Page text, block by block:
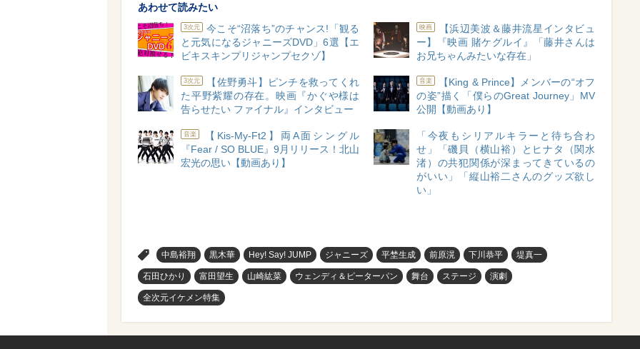
あわせて読みたい
3次元
今こそ“沼落ち”のチャンス!「観る
と元気になるジャニーズDVD」6選【エ
ビキスキンプリジャンプセクゾ】
映画
【浜辺美波＆藤井流星インタビュ
ー】『映画 賭ケグルイ』「藤井さんは
お兄ちゃんみたいな存在」
3次元
【佐野勇斗】ピンチを救ってくれ
た平野紫耀の存在。映画『かぐや様は
告らせたい ファイナル』インタビュー
音楽
【King & Prince】メンバーの“オフ
の姿”描く「僕らのGreat Journey」MV
公開【動画あり】
音楽
【Kis-My-Ft2】両A面シングル
『Fear / SO BLUE』9月リリース！北山
宏光の思い【動画あり】
「今夜もシリアルキラーと待ち合わ
せ」「磯貝（横山裕）とヒナタ（関水
渚）の共犯関係が深まってきているの
がいい」「縦山裕二さんのグッズ欲し
い」
中島裕翔 黒木華 Hey! Say! JUMP ジャニーズ 平埜生成 前原滉 下川恭平 堤真一
石田ひかり 富田望生 山崎紘菜 ウェンディ＆ピーターパン 舞台 ステージ 演劇
全次元イケメン特集